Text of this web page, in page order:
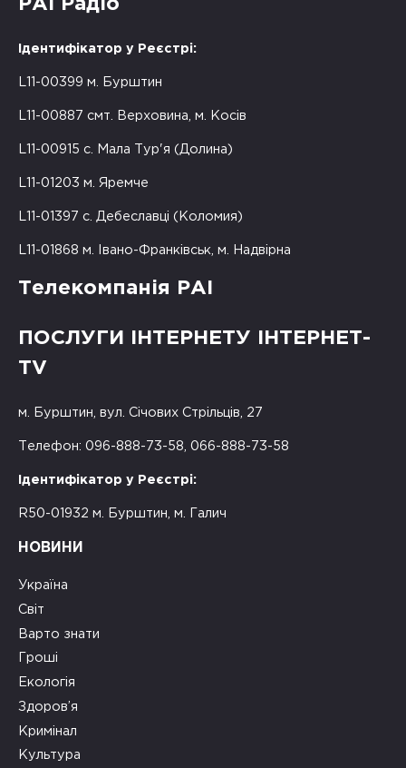
РАІ Радіо
Ідентифікатор у Реєстрі:
L11-00399 м. Бурштин
L11-00887 смт. Верховина, м. Косів
L11-00915 с. Мала Тур'я (Долина)
L11-01203 м. Яремче
L11-01397 с. Дебеславці (Коломия)
L11-01868 м. Івано-Франківськ, м. Надвірна
Телекомпанія РАІ
ПОСЛУГИ ІНТЕРНЕТУ ІНТЕРНЕТ-
TV
м. Бурштин, вул. Січових Стрільців, 27
Телефон: 096-888-73-58, 066-888-73-58
Ідентифікатор у Реєстрі:
R50-01932 м. Бурштин, м. Галич
НОВИНИ
Україна
Світ
Варто знати
Гроші
Екологія
Здоров’я
Кримінал
Культура